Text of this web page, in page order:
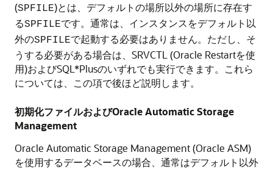
(SPFILE)とは、デフォルトの場所以外の場所に存在す
るSPFILEです。通常は、インスタンスをデフォルト以
外のSPFILEで起動する必要はありません。ただし、そ
うする必要がある場合は、SRVCTL (Oracle Restartを使
用)およびSQL*Plusのいずれでも実行できます。これら
については、この項で後ほど説明します。
初期化ファイルおよびOracle Automatic Storage
Management
Oracle Automatic Storage Management (Oracle ASM)
を使用するデータベースの場合、通常はデフォルト以外